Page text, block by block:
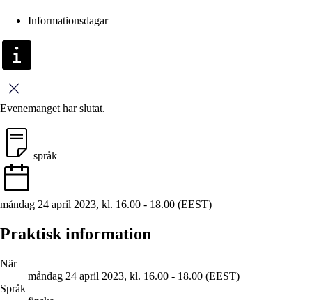
Informationsdagar
Stäng
Evenemanget har slutat.
språk
måndag 24 april 2023, kl. 16.00 - 18.00 (EEST)
Praktisk information
När
måndag 24 april 2023, kl. 16.00 - 18.00 (EEST)
Språk